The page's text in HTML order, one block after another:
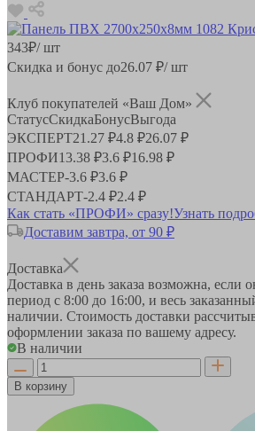
343₽/ шт
Скидка и бонус до26.07 ₽/ шт
Клуб покупателей «Ваш Дом»
СтатусСкидкаБонусВыгода
ЭКСПЕРТ21.27 ₽4.8 ₽26.07 ₽
ПРОФИ13.38 ₽3.6 ₽16.98 ₽
МАСТЕР-3.6 ₽3.6 ₽
СТАНДАРТ-2.4 ₽2.4 ₽
Как стать «ПРОФИ» сразу!Узнать
Доставим завтра, от 90 ₽
Доставка
Доставка в день заказа возможна, если
период с 8:00 до 16:00, и весь
наличии. Стоимость доставки
оформлении заказа по вашему адресу.
В наличии
В корзину